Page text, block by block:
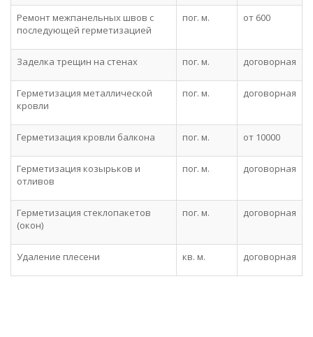
Ремонт межпанельных швов с
последующей герметизацией
пог. м. от 600
Заделка трещин на стенах пог. м. договорная
Герметизация металлической
кровли
пог. м. договорная
Герметизация кровли балкона пог. м. от 10000
Герметизация козырьков и
отливов
пог. м. договорная
Герметизация стеклопакетов
(окон)
пог. м. договорная
Удаление плесени кв. м. договорная